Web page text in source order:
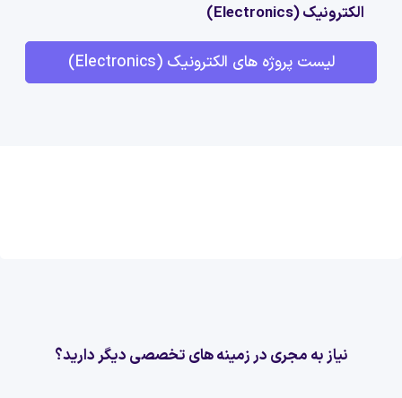
الکترونیک (Electronics)
لیست پروژه های الکترونیک (Electronics)
نیاز به مجری در زمینه های تخصصی دیگر دارید؟